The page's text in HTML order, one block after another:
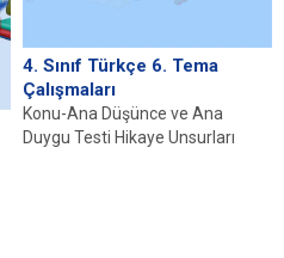
4. Sınıf Türkçe 6. Tema
Çalışmaları
Konu-Ana Düşünce ve Ana
Duygu Testi Hikaye Unsurları